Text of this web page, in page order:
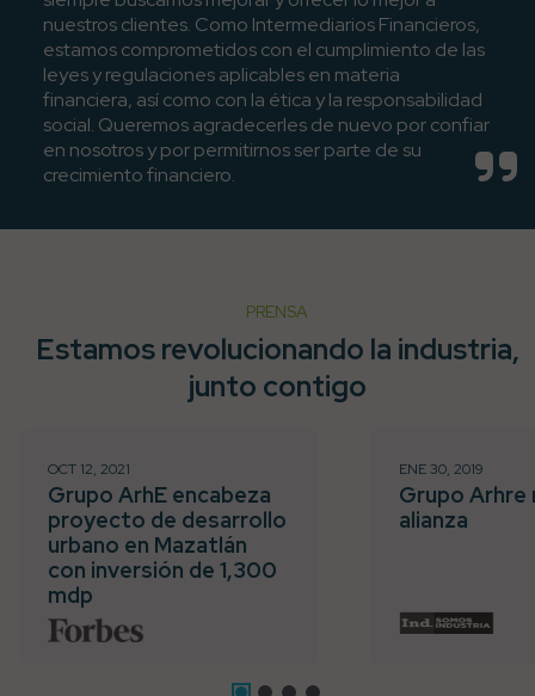
nuestros clientes. Como Intermediarios Financieros,
estamos comprometidos con el cumplimiento de las
leyes y regulaciones aplicables en materia
financiera, así como con la ética y la responsabilidad
social. Queremos agradecerles de nuevo por confiar
en nosotros y por permitirnos ser parte de su
crecimiento financiero.
PRENSA
Estamos revolucionando la industria,
junto contigo
OCT 12, 2021
Grupo ArhE encabeza
proyecto de desarrollo
urbano en Mazatlán
con inversión de 1,300
mdp
ENE 30, 2019
Grupo Arhre
alianza